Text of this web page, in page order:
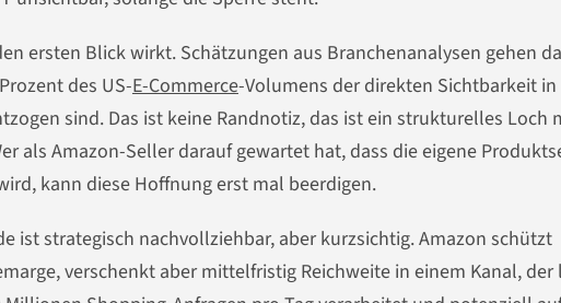
ersten Blick wirkt. Schätzungen aus Branchenanalysen gehen
des US-E-Commerce-Volumens der direkten Sichtbarkeit in
sind. Das ist keine Randnotiz, das ist ein strukturelles Loch
als Amazon-Seller darauf gewartet hat, dass die eigene
kann diese Hoffnung erst mal beerdigen.
ist strategisch nachvollziehbar, aber kurzsichtig. Amazon schützt
verschenkt aber mittelfristig Reichweite in einem Kanal, der